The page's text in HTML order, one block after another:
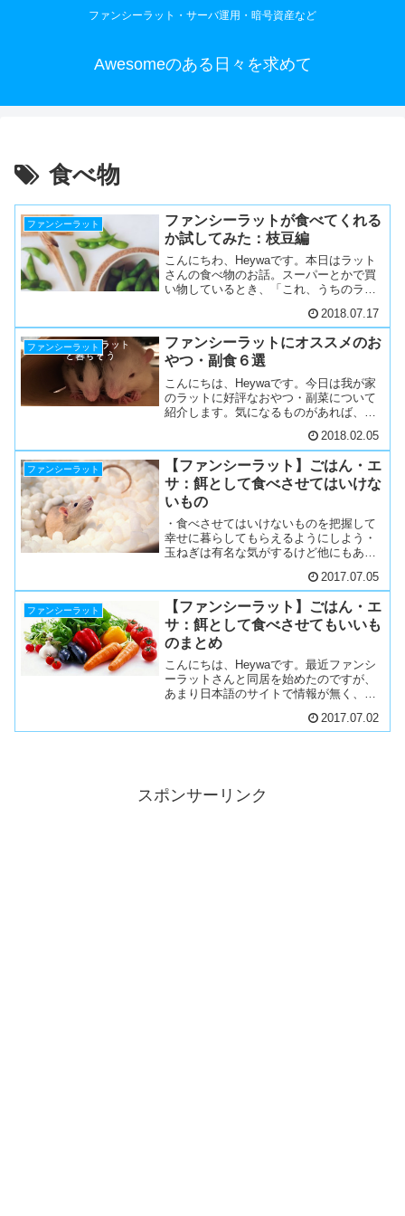
ファンシーラット・サーバ運用・暗号資産など
Awesomeのある日々を求めて
食べ物
ファンシーラット
ファンシーラットが食べてくれる
か試してみた：枝豆編
こんにちわ、Heywaです。本日はラット
さんの食べ物のお話。スーパーとかで買
い物しているとき、「これ、うちのラッ
ります。一緒に暮らし始めて一年ほど経
ってなれてきたので、そんなときはとり
あえず与えてみること...
2018.07.17
ファンシーラット
ファンシーラットにオススメのお
やつ・副食６選
こんにちは、Heywaです。今日は我が家
のラットに好評なおやつ・副菜について
紹介します。気になるものがあれば、ぜ
ペレットということは忘れないように！
重要なのはおやつをあげすぎないように
した方が良いというこ...
2018.02.05
ファンシーラット
【ファンシーラット】ごはん・エ
サ：餌として食べさせてはいけな
いもの
・食べさせてはいけないものを把握して
幸せに暮らしてもらえるようにしよう・
玉ねぎは有名な気がするけど他にもあ
与えてはだめなものもある。・塩っ辛い
もの、油っぽいのも与えないほうがいい
こんにちは、Heywaです...
2017.07.05
ファンシーラット
【ファンシーラット】ごはん・エ
サ：餌として食べさせてもいいも
のまとめ
こんにちは、Heywaです。最近ファンシ
ーラットさんと同居を始めたのですが、
あまり日本語のサイトで情報が無く、な
とが多いので、海外サイトから食べさせ
2017.07.02
スポンサーリンク